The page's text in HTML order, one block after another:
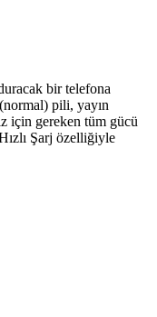
bir telefona
pili, yayın
için gereken tüm gücü
Şarj özelliğiyle